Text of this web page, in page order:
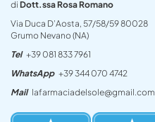
di Dott.ssa Rosa Romano
Via Duca D’Aosta, 57/58/59 80028
Grumo Nevano (NA)
Tel +39 081 833 7961
WhatsApp +39 344 070 4742
Mail lafarmaciadelsole@gmail.com